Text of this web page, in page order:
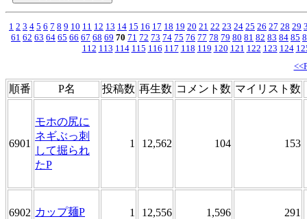
1 2 3 4 5 6 7 8 9 10 11 12 13 14 15 16 17 18 19 20 21 22 23 24 25 26 27 28 29
61 62 63 64 65 66 67 68 69 70 71 72 73 74 75 76 77 78 79 80 81 82 83 84 85
112 113 114 115 116 117 118 119 120 121 122 123 124
順番 P名 投稿数 再生数 コメント数 マイリスト数
6901
モホの尻に
ネギぶっ刺
して掘られ
たP
1 12,562 104 153
6902 カップ麺P 1 12,556 1,596 291